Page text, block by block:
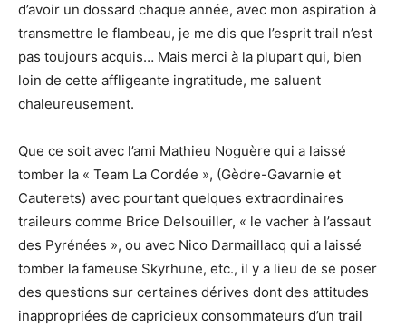
d’avoir un dossard chaque année, avec mon aspiration à
transmettre le flambeau, je me dis que l’esprit trail n’est
pas toujours acquis… Mais merci à la plupart qui, bien
loin de cette affligeante ingratitude, me saluent
chaleureusement.
Que ce soit avec l’ami Mathieu Noguère qui a laissé
tomber la « Team La Cordée », (Gèdre-Gavarnie et
Cauterets) avec pourtant quelques extraordinaires
traileurs comme Brice Delsouiller, « le vacher à l’assaut
des Pyrénées », ou avec Nico Darmaillacq qui a laissé
tomber la fameuse Skyrhune, etc., il y a lieu de se poser
des questions sur certaines dérives dont des attitudes
inappropriées de capricieux consommateurs d’un trail